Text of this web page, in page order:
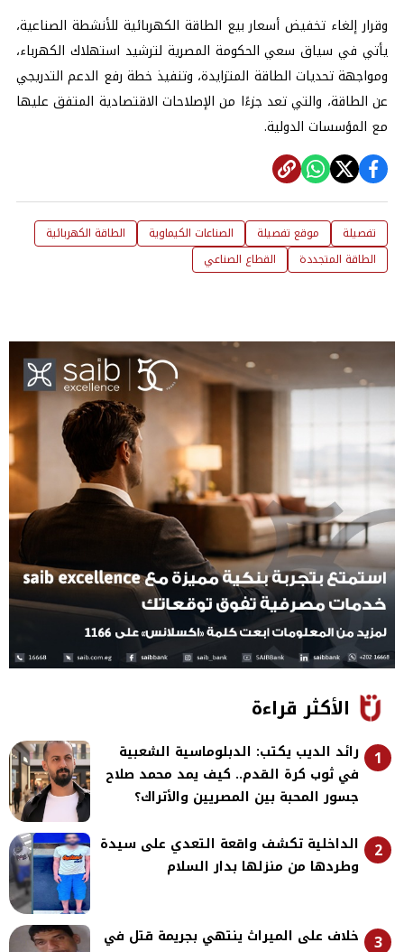
وقرار إلغاء تخفيض أسعار بيع الطاقة الكهربائية للأنشطة الصناعية،
يأتي في سياق سعي الحكومة المصرية لترشيد استهلاك الكهرباء،
ومواجهة تحديات الطاقة المتزايدة، وتنفيذ خطة رفع الدعم التدريجي
عن الطاقة، والتي تعد جزءًا من الإصلاحات الاقتصادية المتفق عليها
مع المؤسسات الدولية.
تفصيلة موقع تفصيلة الصناعات الكيماوية
الطاقة الكهربائية
الطاقة المتجددة
القطاع الصناعي
الأكثر قراءة
1
رائد الديب يكتب: الدبلوماسية الشعبية
في ثوب كرة القدم.. كيف يمد محمد صلاح
جسور المحبة بين المصريين والأتراك؟
2
الداخلية تكشف واقعة التعدي على سيدة
وطردها من منزلها بدار السلام
3
خلاف على الميراث ينتهي بجريمة قتل في